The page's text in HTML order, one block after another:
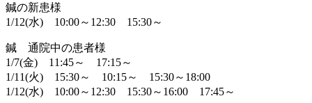
鍼の新患様
1/12(水) 10:00～12:30 15:30～
鍼 通院中の患者様
1/7(金) 11:45～ 17:15～
1/11(火) 15:30～ 10:15～ 15:30～18:00
1/12(水) 10:00～12:30 15:30～16:00 17:45～